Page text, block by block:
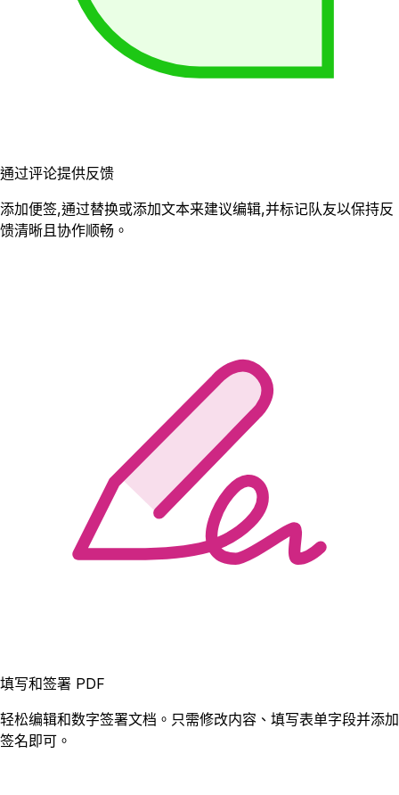
通过评论提供反馈
添加便签,通过替换或添加文本来建议编辑,并标记队友以保持反
馈清晰且协作顺畅。
填写和签署 PDF
轻松编辑和数字签署文档。只需修改内容、填写表单字段并添加
签名即可。